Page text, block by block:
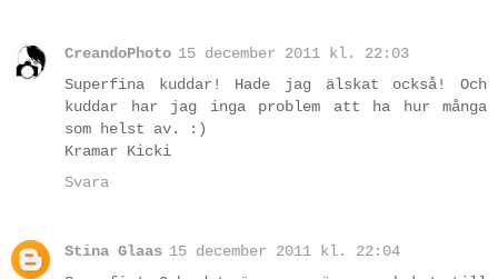
CreandoPhoto 15 december 2011 kl. 22:03
Superfina kuddar! Hade jag älskat också! Och
kuddar har jag inga problem att ha hur många
som helst av. :)
Kramar Kicki
Svara
Stina Glaas 15 december 2011 kl. 22:04